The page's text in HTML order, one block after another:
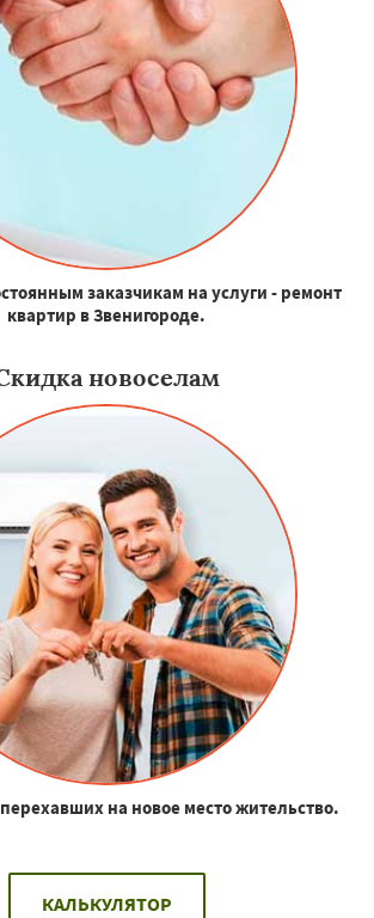
заказчикам на услуги - ремонт
квартир в Звенигороде.
новоселам
на новое место жительство.
КАЛЬКУЛЯТОР